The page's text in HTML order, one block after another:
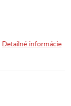
Detailné informácie